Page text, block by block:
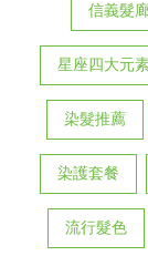
信義髮
星座四大元
染髮推薦
染護套餐
流行髮色